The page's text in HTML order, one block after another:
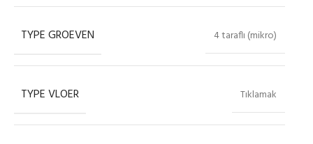
TYPE GROEVEN 4 taraflı (mikro)
TYPE VLOER Tıklamak